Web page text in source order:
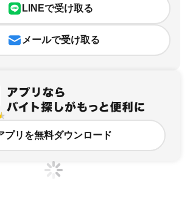
LINEで受け取る
メールで受け取る
プリを無料ダウンロード